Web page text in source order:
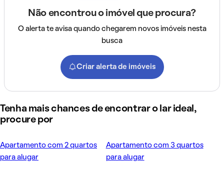
Não encontrou o imóvel que procura?
O alerta te avisa quando chegarem novos imóveis nesta
busca
Criar alerta de imóveis
Tenha mais chances de encontrar o lar ideal,
procure por
Apartamento com 2 quartos
para alugar
Apartamento com 3 quartos
para alugar